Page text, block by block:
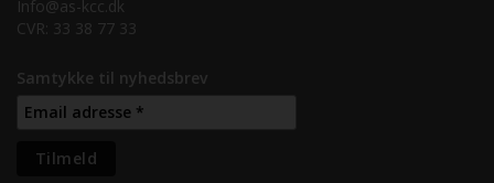
Info@as-kcc.dk
CVR: 33 38 77 33
Samtykke til nyhedsbrev